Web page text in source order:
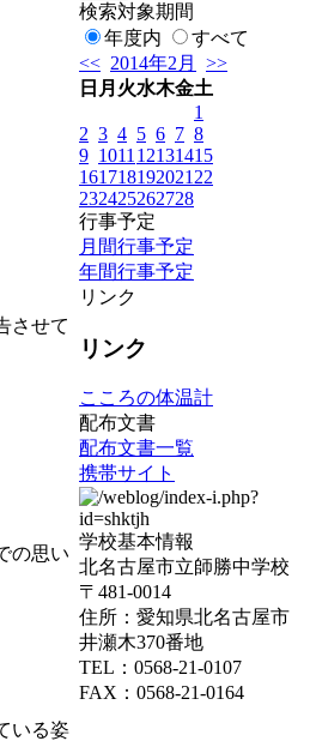
させて
の思い
いる姿
検索対象期間
年度内
すべて
<< 2014年2月
>>
日 月 火水木金土
1
2 3 4 5 6 7 8
9 1011 12131415
161718192021 22
232425262728
行事予定
月間行事予定
年間行事予定
リンク
リンク
こころの体温計
配布文書
配布文書一覧
携帯サイト
学校基本情報
北名古屋市立師勝中学校
〒481-0014
住所：愛知県北名古屋市
井瀬木370番地
TEL：0568-21-0107
FAX：0568-21-0164